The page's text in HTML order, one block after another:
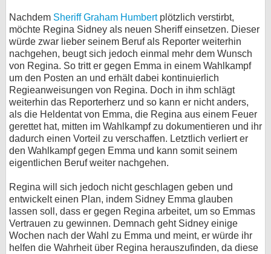
Nachdem Sheriff Graham Humbertplötzlich verstirbt,
möchte Regina Sidney als neuen Sheriff einsetzen. Dieser
würde zwar lieber seinem Beruf als Reporter weiterhin
nachgehen, beugt sich jedoch einmal mehr dem Wunsch
von Regina. So tritt er gegen Emma in einem Wahlkampf
um den Posten an und erhält dabei kontinuierlich
Regieanweisungen von Regina. Doch in ihm schlägt
weiterhin das Reporterherz und so kann er nicht anders,
als die Heldentat von Emma, die Regina aus einem Feuer
gerettet hat, mitten im Wahlkampf zu dokumentieren und ihr
dadurch einen Vorteil zu verschaffen. Letztlich verliert er
den Wahlkampf gegen Emma und kann somit seinem
eigentlichen Beruf weiter nachgehen.
Regina will sich jedoch nicht geschlagen geben und
entwickelt einen Plan, indem Sidney Emma glauben
lassen soll, dass er gegen Regina arbeitet, um so Emmas
Vertrauen zu gewinnen. Demnach geht Sidney einige
Wochen nach der Wahl zu Emma und meint, er würde ihr
helfen die Wahrheit über Regina herauszufinden, da diese
myFanbase